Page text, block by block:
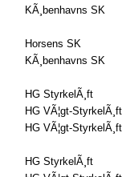
KÃ¸benhavns SK
Horsens SK
KÃ¸benhavns SK
HG StyrkelÃ¸ft
HG VÃ¦gt-StyrkelÃ¸ft
HG VÃ¦gt-StyrkelÃ¸ft
HG StyrkelÃ¸ft